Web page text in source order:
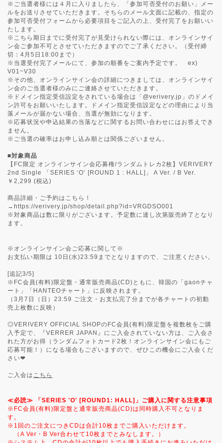
※ご当選者様には４月に入りましたら、「参加可否受付のお願い」メー
ルをお送りさせていただきます。そちらのメール文面に記載の、指定の
参加可否受付フォームから必要項目をご記入の上、受付完了をお願いい
たします。
※こちら期日までに受付完了が見受けられない際には、オンラインサイ
ン会ご参加不可とさせていただきますのでご了承ください。（受付締
切：4月5日18:00まで）
※当選受付完了メールにて、参加の順番をご案内予定です。 ex)
V01~V30
※その他、オンラインサイン会の詳細につきましては、オンラインサイ
ン会のご当選者様のみにご連絡させていただきます。
※ドメイン指定受信設定をされている場合は「@verivery.jp」のドメイ
ン許可をお願いいたします。ドメイン指定受信設定などの理由により当
落メールが届かない場合、当選が無効になります。
※応募状況や申込結果の当落などに関するお問い合わせにはお答えでき
ません。
※ご当選の確率はお申し込み順とは関係ございません。
■対象商品
【FC限定 オンラインサイン会応募権/ランダムトレカ2枚】VERIVERY
2nd Single 「SERIES ‘O’ [ROUND 1 : HALL]」 A Ver. / B Ver.
￥2,299 (税込)
商品詳細・ご予約はこちら！
→ https://verivery.jp/shop/detail.php?id=VRGDSO001
※対象商品は数に限りがございます。予定数に達し次第販売終了となり
ます。
※オンラインサイン会ご応募に関して※
お支払い期限は 10日(水)23:59までとなりますので、ご注意ください。
[追記3/5]
※FC会員(有料)限定盤・通常販売商品(CD)ともに、韓国の「gaonチャ
ート」「HANTEOチャート」に反映されます。
（3月7日（日）23:59 ご注文・お支払完了分までが各チャートの初動
売上枚数に反映）
◎VERIVERY OFFICIAL SHOPのFC会員(有料)限定盤を複数枚をご購
入予定で、『VERRER JAPAN』にご入会されていない方は、ご入会さ
れた方がお得（ランダムフォトカード2枚！オンラインサイン会にもご
応募可能！）になる場合もございますので、ぜひこの機会にご入会くだ
さい❤
ご入会は こちら
≪必読≫ 「SERIES 'O' [ROUND1: HALL]」ご購入に関する注意事項
※FC会員(有料)限定盤と通常販売商品(CD)は同時購入不可となりま
す。
※1回のご注文につきCDは合計10枚までご購入いただけます。
（A Ver・B Ver合わせて10枚までとみなします。）